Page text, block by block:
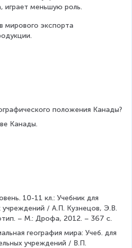
играет меньшую роль.
мирового экспорта
положения Канады?
Канады.
10-11 кл.: Учебник для
/ А.П. Кузнецов, Э.В.
– М.: Дрофа, 2012. – 367 с.
география мира: Учеб. для
учреждений / В.П.